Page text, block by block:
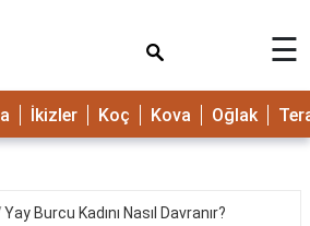
☰
İkizler Koç Kova Oğlak
Yay Burcu Kadını Nasıl Davranır?